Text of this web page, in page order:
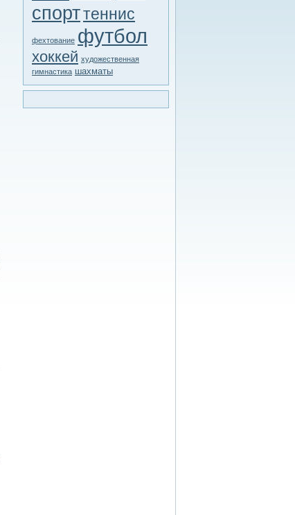
спорттеннис
фехтование футбол
хоккей художественная
гимнастика шахматы